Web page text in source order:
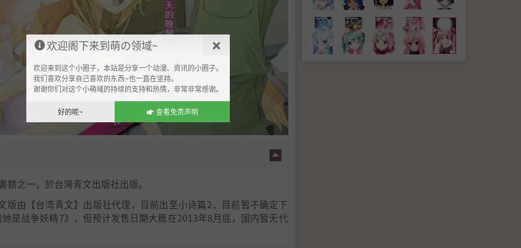
籍之一，於台灣青文出版社出版。
由【台湾青文】出版社代理，目前出至小诗篇2，目前暂不确定下
是战争妖精7》，但预计发售日期大概在2013年8月底，国内暂无代
欢迎阁下来到萌の领域~
欢迎来到这个小圈子，本站是分享一个动漫、资讯的小圈子。
我们喜欢分享自己喜欢的东西~也一直在坚持。
谢谢你们对这个小萌域的持续的支持和热情，非常非常感谢。
好的呢~ 查看免责声明